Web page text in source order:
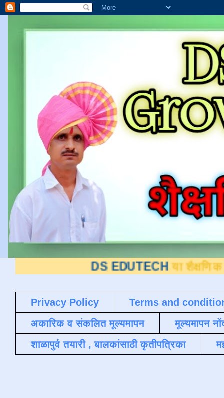
DS EDUTECH या शैक्षणिक ब्लॉगवर
Privacy Policy
Terms and
अकारिक व संकलित मूल्यमापन
मूल्यमापन
शाळापुर्व तयारी , बालकांसाठी कृतीपत्रिका